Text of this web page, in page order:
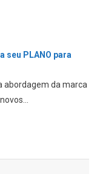
seu PLANO para
abordagem da marca